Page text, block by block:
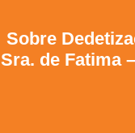
Sobre
Sra. de Fatima